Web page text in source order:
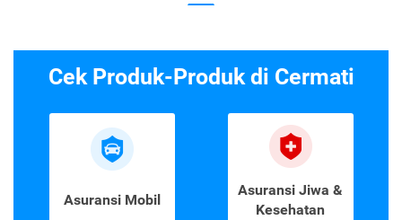
Cek Produk-Produk di Cermati
Asuransi Mobil
Asuransi Jiwa &
Kesehatan